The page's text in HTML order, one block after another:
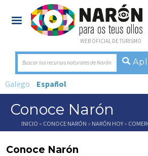
WEB OFICIAL DE TURISMO
Buscar los recursos naturales de Narón
Galego Español
Conoce Narón
Usted está aquí
INICIO » CONOCE NARÓN » NARÓN HOY »
Conoce Narón